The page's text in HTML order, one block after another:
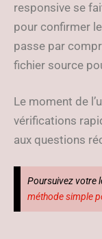
responsive se
pour confirmer
passe par
fichier source
Le moment de
vérifications
aux questions
Poursuivez votre
méthode simple